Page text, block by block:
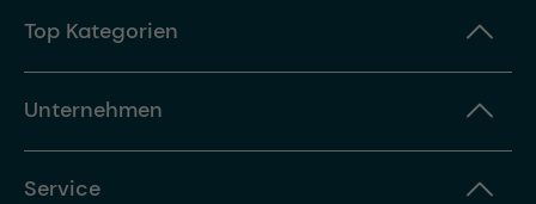
Top Kategorien
Unternehmen
Service